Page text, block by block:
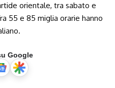
orientale, tra sabato e
55 e 85 miglia orarie hanno
Google